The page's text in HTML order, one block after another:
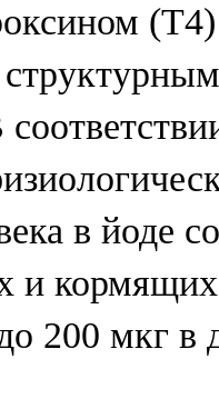
в йоде
и
200 мкг в